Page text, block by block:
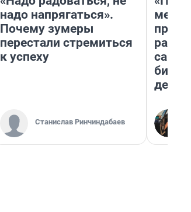
надо напрягаться».
Почему зумеры
перестали стремиться
к успеху
Станислав Ринчиндабаев